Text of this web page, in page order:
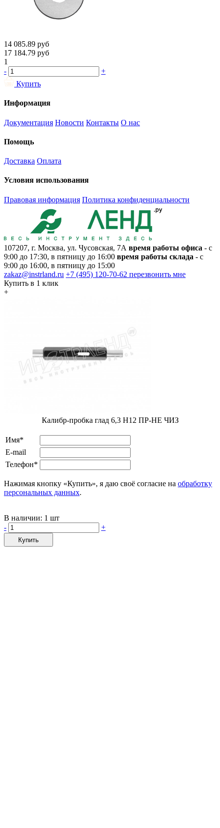
14 085.89 руб
17 184.79 руб
1
-
+
Купить
Информация
Документация Новости Контакты О нас
Помощь
Доставка Оплата
Условия использования
Правовая информация Политика конфиденциальности
107207, г. Москва, ул. Чусовская, 7А время работы офиса - с
9:00 до 17:30, в пятницу до 16:00 время работы склада - с
9:00 до 16:00, в пятницу до 15:00
zakaz@instrland.ru +7 (495) 120-70-62 перезвонить мне
Купить в 1 клик
+
Калибр-пробка глад 6,3 H12 ПР-НЕ ЧИЗ
Имя*
E-mail
Телефон*
Нажимая кнопку «Купить», я даю своё согласие на обработку
персональных данных.
В наличии: 1 шт
-
+
Купить